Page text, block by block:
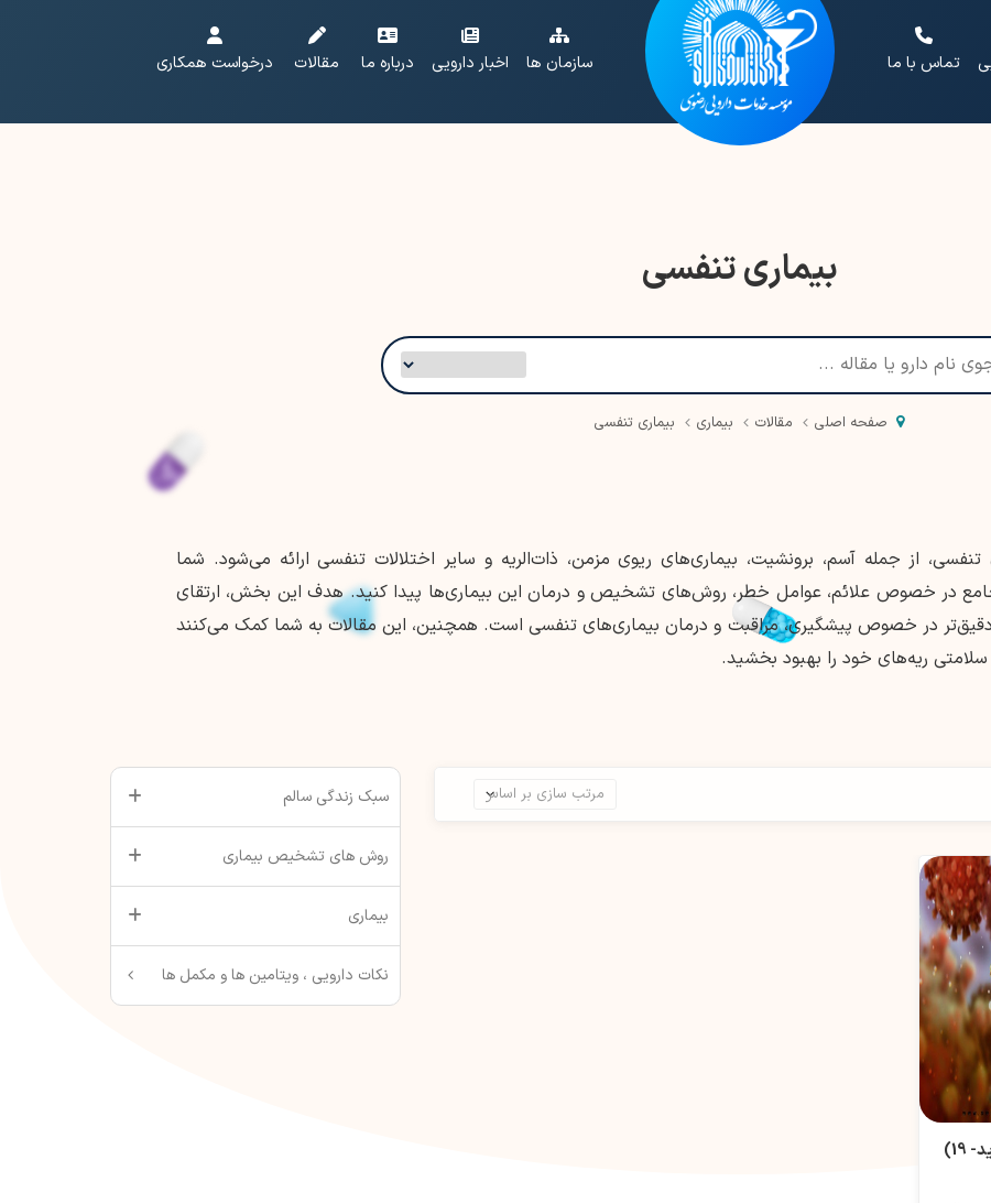
تماس با ما سازمان ها اخبار دارویی درباره ما مقالات درخواست همکاری
بیماری تنفسی
صفحه اصلی مقالات بیماری بیماری تنفسی
از جمله آسم، برونشیت، بیماری‌های ریوی مزمن، ذات‌الریه و سایر اختلالات تنفسی ارائه می‌شود. شما
جامع در خصوص علائم، عوامل خطر، روش‌های تشخیص و درمان این بیماری‌ها پیدا کنید. هدف این بخش، ارتقای
در خصوص پیشگیری، مراقبت و درمان بیماری‌های تنفسی است. همچنین، این مقالات به شما کمک می‌کنند
ریه‌های خود را بهبود بخشید.
اثرات کرونا (کووید- 19)
سبک زندگی سالم
روش های تشخیص بیماری
بیماری
نکات دارویی ، ویتامین ها و مکمل ها